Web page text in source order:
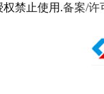
权禁止使用.备案/许